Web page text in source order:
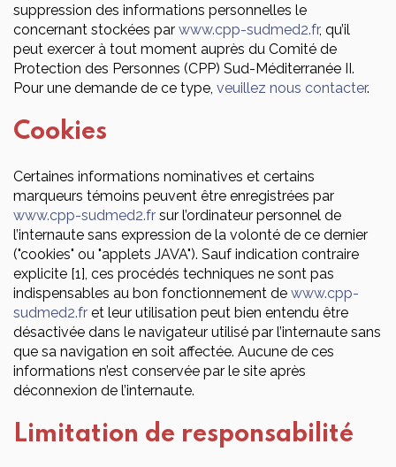
suppression des informations personnelles le
concernant stockées par www.cpp-sudmed2.fr, qu’il
peut exercer à tout moment auprès du Comité de
Protection des Personnes (CPP) Sud-Méditerranée II.
Pour une demande de ce type, veuillez nous contacter.
Cookies
Certaines informations nominatives et certains
marqueurs témoins peuvent être enregistrées par
www.cpp-sudmed2.fr sur l’ordinateur personnel de
l’internaute sans expression de la volonté de ce dernier
("cookies" ou "applets JAVA"). Sauf indication contraire
explicite [1], ces procédés techniques ne sont pas
indispensables au bon fonctionnement de www.cpp-
sudmed2.fr et leur utilisation peut bien entendu être
désactivée dans le navigateur utilisé par l’internaute sans
que sa navigation en soit affectée. Aucune de ces
informations n’est conservée par le site après
déconnexion de l’internaute.
Limitation de responsabilité